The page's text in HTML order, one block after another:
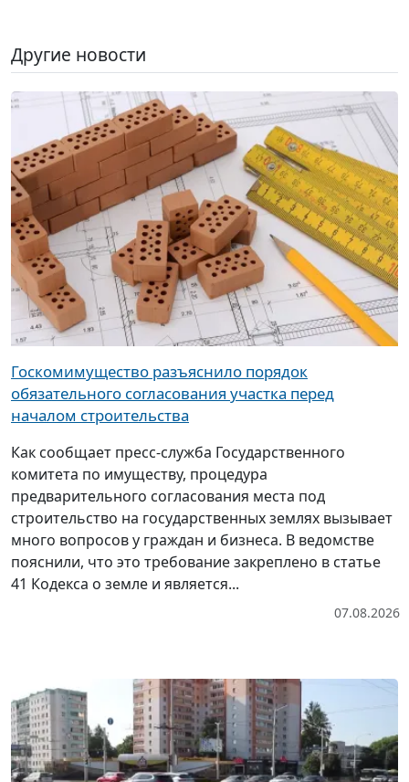
Другие новости
Госкомимущество разъяснило порядок
обязательного согласования участка перед
началом строительства
Как сообщает пресс-служба Государственного
комитета по имуществу, процедура
предварительного согласования места под
строительство на государственных землях вызывает
много вопросов у граждан и бизнеса. В ведомстве
пояснили, что это требование закреплено в статье
41 Кодекса о земле и является...
07.08.2026